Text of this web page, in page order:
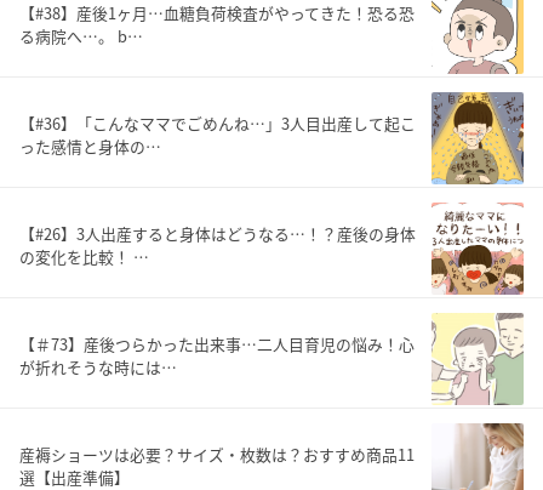
【#38】産後1ヶ月…血糖負荷検査がやってきた！恐る恐
る病院へ…。 b…
【#36】「こんなママでごめんね…」3人目出産して起こ
った感情と身体の…
【#26】3人出産すると身体はどうなる…！？産後の身体
の変化を比較！ …
【＃73】産後つらかった出来事…二人目育児の悩み！心
が折れそうな時には…
産褥ショーツは必要？サイズ・枚数は？おすすめ商品11
選【出産準備】